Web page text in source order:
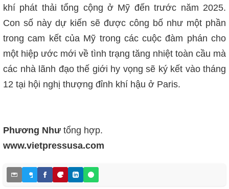
khí phát thải tổng cộng ở Mỹ đến trước năm 2025.
Con số này dự kiến sẽ được công bố như một phần
trong cam kết của Mỹ trong các cuộc đàm phán cho
một hiệp ước mới về tình trạng tăng nhiệt toàn cầu mà
các nhà lãnh đạo thế giới hy vọng sẽ ký kết vào tháng
12 tại hội nghị thượng đỉnh khí hậu ở Paris.
Phương Như tổng hợp.
www.vietpressusa.com